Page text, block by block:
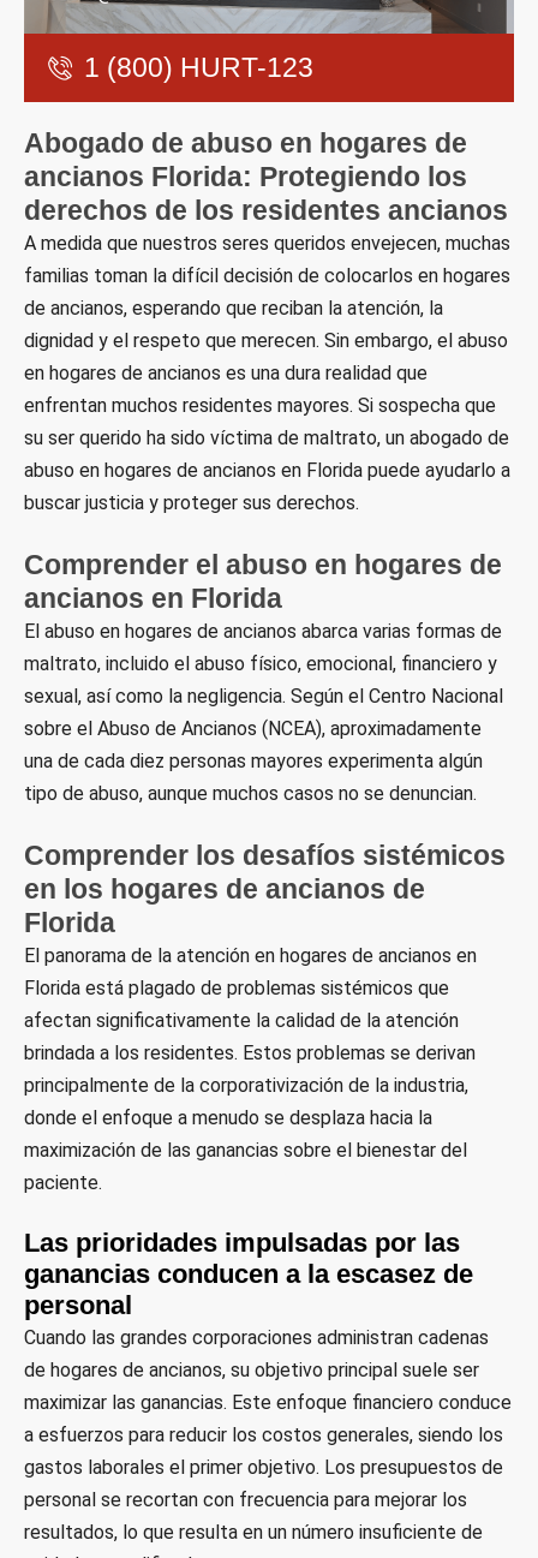
1 (800) HURT-123
Abogado de abuso en hogares de
ancianos Florida: Protegiendo los
derechos de los residentes ancianos
A medida que nuestros seres queridos envejecen, muchas
familias toman la difícil decisión de colocarlos en hogares
de ancianos, esperando que reciban la atención, la
dignidad y el respeto que merecen. Sin embargo, el abuso
en hogares de ancianos es una dura realidad que
enfrentan muchos residentes mayores. Si sospecha que
su ser querido ha sido víctima de maltrato, un abogado de
abuso en hogares de ancianos en Florida puede ayudarlo a
buscar justicia y proteger sus derechos.
Comprender el abuso en hogares de
ancianos en Florida
El abuso en hogares de ancianos abarca varias formas de
maltrato, incluido el abuso físico, emocional, financiero y
sexual, así como la negligencia. Según el Centro Nacional
sobre el Abuso de Ancianos (NCEA), aproximadamente
una de cada diez personas mayores experimenta algún
tipo de abuso, aunque muchos casos no se denuncian.
Comprender los desafíos sistémicos
en los hogares de ancianos de
Florida
El panorama de la atención en hogares de ancianos en
Florida está plagado de problemas sistémicos que
afectan significativamente la calidad de la atención
brindada a los residentes. Estos problemas se derivan
principalmente de la corporativización de la industria,
donde el enfoque a menudo se desplaza hacia la
maximización de las ganancias sobre el bienestar del
paciente.
Las prioridades impulsadas por las
ganancias conducen a la escasez de
personal
Cuando las grandes corporaciones administran cadenas
de hogares de ancianos, su objetivo principal suele ser
maximizar las ganancias. Este enfoque financiero conduce
a esfuerzos para reducir los costos generales, siendo los
gastos laborales el primer objetivo. Los presupuestos de
personal se recortan con frecuencia para mejorar los
resultados, lo que resulta en un número insuficiente de